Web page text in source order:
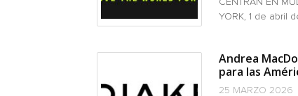
CENTRAN EN
YORK, 1 de abril
Andrea
para las
25 MARZO 2026